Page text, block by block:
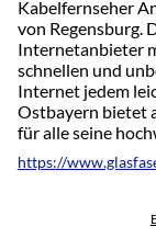
Kabelfernseher
von Regensburg.
Internetanbieter
schnellen und
Internet jedem
Ostbayern bietet
für alle seine
https://